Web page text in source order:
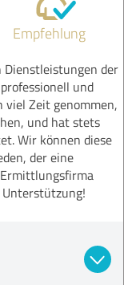
Empfehlung
der
und
viel Zeit genommen,
und hat stets
Wir können diese
der eine